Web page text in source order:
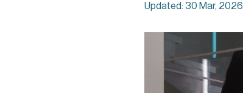
Updated: 30 Mar, 2026